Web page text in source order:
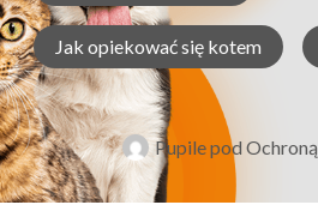
Jak opiekować się kotem
Pupile pod Ochroną